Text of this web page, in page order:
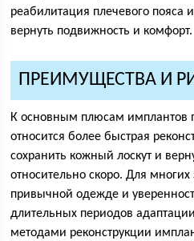
реабилитация плечевого пояса
вернуть подвижность и комфорт.
ПРЕИМУЩЕСТВА И
К основным плюсам имплантов
относится более быстрая
сохранить кожный лоскут и
относительно скоро. Для
привычной одежде и
длительных периодов
методами реконструкции